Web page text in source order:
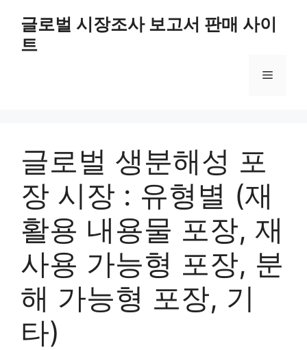
content
글로벌 시장조사 보고서 판매 사이
트
Menu
글로벌 생분해성 포
장 시장 : 유형별 (재
활용 내용물 포장, 재
사용 가능형 포장, 분
해 가능형 포장, 기
타)